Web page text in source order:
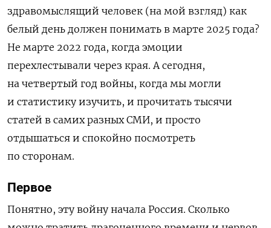
здравомыслящий человек (на мой взгляд) как
белый день должен понимать в марте 2025 года?
Не марте 2022 года, когда эмоции
перехлестывали через края. А сегодня,
на четвертый год войны, когда мы могли
и статистику изучить, и прочитать тысячи
статей в самих разных СМИ, и просто
отдышаться и спокойно посмотреть
по сторонам.
Первое
Понятно, эту войну начала Россия. Сколько